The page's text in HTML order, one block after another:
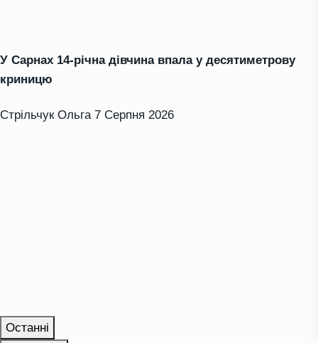
У Сарнах 14-річна дівчина впала у десятиметрову
криницю
Стрільчук Ольга 7 Серпня 2026
Останні